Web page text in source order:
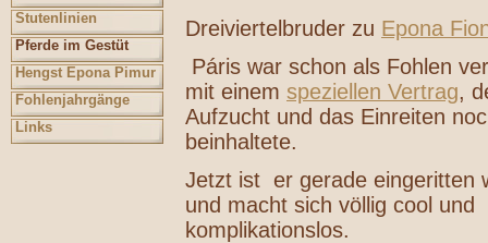
Stutenlinien
Pferde im Gestüt
Hengst Epona Pimur
Fohlenjahrgänge
Links
Dreiviertelbruder zu Epona
Páris war schon als Fohlen
mit einem speziellen Vertrag,
Aufzucht und das Einreiten
beinhaltete.
Jetzt ist er gerade eingeritten
und macht sich völlig cool und
komplikationslos.